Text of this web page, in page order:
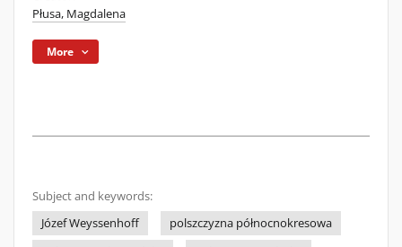
Płusa, Magdalena
More
Subject and keywords:
Józef Weyssenhoff
polszczyzna północnokresowa